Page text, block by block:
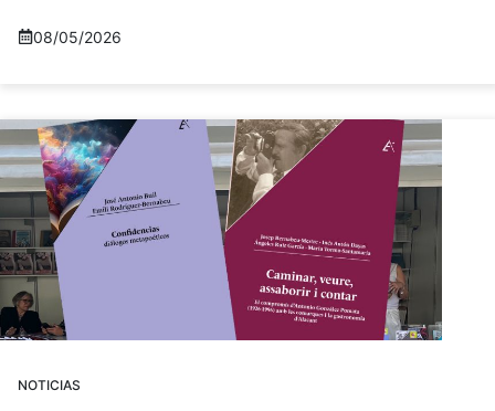
08/05/2026
NOTICIAS